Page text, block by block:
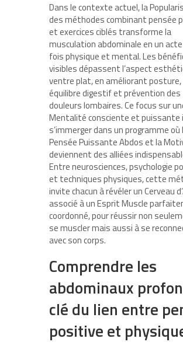
Dans le contexte actuel, la
des méthodes combinant pensée
et exercices ciblés transforme la
musculation abdominale en un
fois physique et mental. Les
visibles dépassent l’aspect
ventre plat, en améliorant posture,
équilibre digestif et prévention des
douleurs lombaires. Ce focus sur
Mentalité consciente et puissante
s’immerger dans un programme où
Pensée Puissante Abdos et la
deviennent des alliées
Entre neurosciences, psychologie
et techniques physiques, cette
invite chacun à révéler un Cerveau
associé à un Esprit Muscle
coordonné, pour réussir non
se muscler mais aussi à se
avec son corps.
Comprendre les
abdominaux
clé du lien entre
positive et